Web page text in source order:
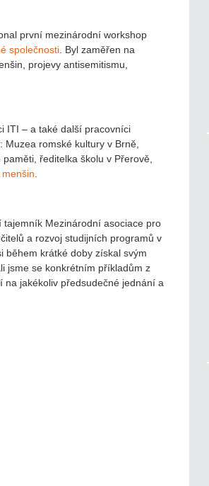
první mezinárodní workshop
společnosti . Byl zaměřen na
projevy antisemitismu,
ITI – a také další pracovníci
romské kultury v Brně,
ředitelka školu v Přerově,
tajemník Mezinárodní asociace pro
a rozvoj studijních programů v
během krátké doby získal svým
jsme se konkrétním příkladům z
na jakékoliv předsudečné jednání a